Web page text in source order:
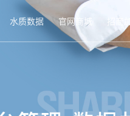
水质数据 官网商城 招商